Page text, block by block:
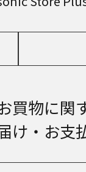
買物に関
け・お支